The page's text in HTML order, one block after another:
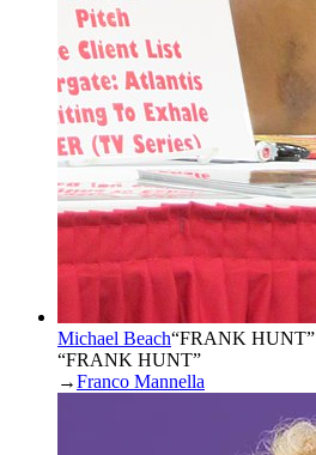
Michael Beach“FRANK HUNT”
“FRANK HUNT”
→Franco Mannella